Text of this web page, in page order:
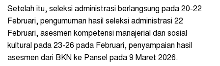
Setelah itu, seleksi administrasi berlangsung pada 20-22
Februari, pengumuman hasil seleksi administrasi 22
Februari, asesmen kompetensi manajerial dan sosial
kultural pada 23-26 pada Februari, penyampaian hasil
asesmen dari BKN ke Pansel pada 9 Maret 2026.